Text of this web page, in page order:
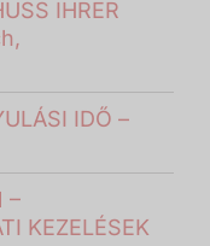
IHRER
IDŐ –
–
KEZELÉSEK